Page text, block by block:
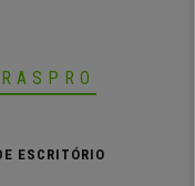
ESCRITÓRIO